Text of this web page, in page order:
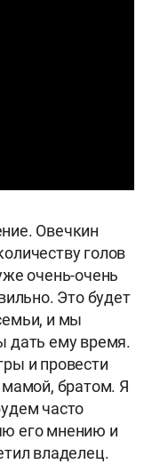
Овечкин
голов
очень-очень
Это будет
и мы
дать ему время.
и провести
братом. Я
часто
его мнению и
владелец.